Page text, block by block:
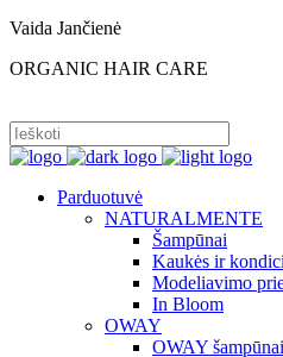
Vaida Jančienė
ORGANIC HAIR CARE
Parduotuvė
NATURALMENTE
Šampūnai
Kaukės ir
Modeliavimo
In Bloom
OWAY
OWAY šampūnai